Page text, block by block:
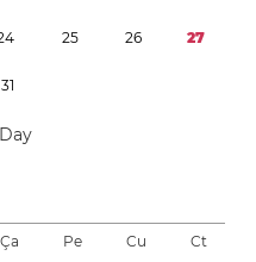
4 25 26 27
31
Ça Pe Cu Ct